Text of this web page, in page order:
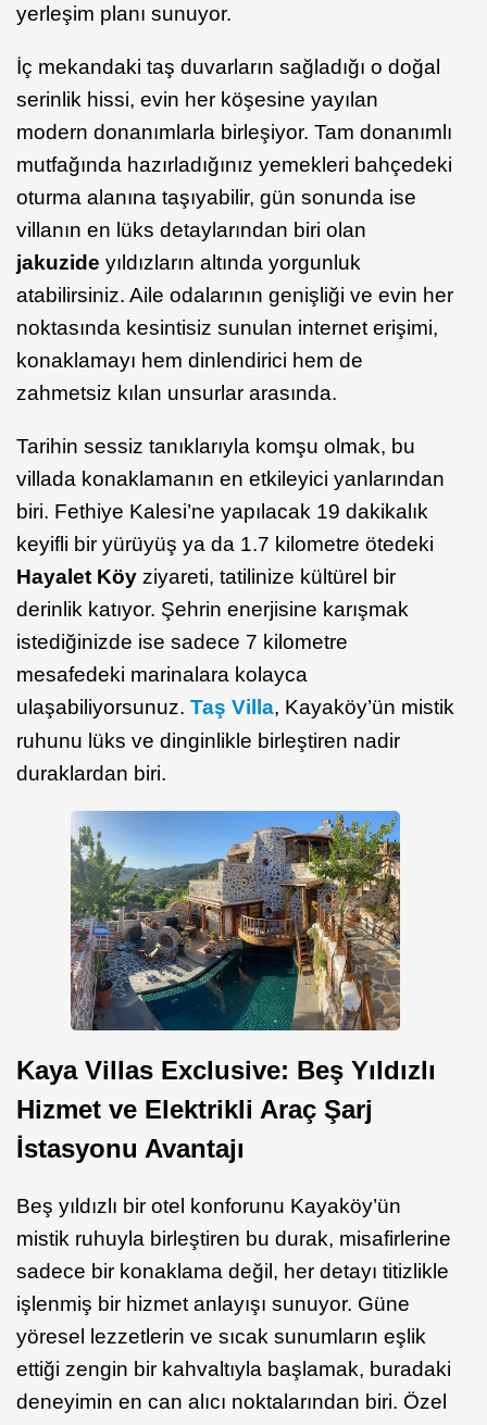
yerleşim planı sunuyor.
İç mekandaki taş duvarların sağladığı o doğal
serinlik hissi, evin her köşesine yayılan
modern donanımlarla birleşiyor. Tam donanımlı
mutfağında hazırladığınız yemekleri bahçedeki
oturma alanına taşıyabilir, gün sonunda ise
villanın en lüks detaylarından biri olan
jakuzide yıldızların altında yorgunluk
atabilirsiniz. Aile odalarının genişliği ve evin her
noktasında kesintisiz sunulan internet erişimi,
konaklamayı hem dinlendirici hem de
zahmetsiz kılan unsurlar arasında.
Tarihin sessiz tanıklarıyla komşu olmak, bu
villada konaklamanın en etkileyici yanlarından
biri. Fethiye Kalesi’ne yapılacak 19 dakikalık
keyifli bir yürüyüş ya da 1.7 kilometre ötedeki
Hayalet Köy ziyareti, tatilinize kültürel bir
derinlik katıyor. Şehrin enerjisine karışmak
istediğinizde ise sadece 7 kilometre
mesafedeki marinalara kolayca
ulaşabiliyorsunuz. Taş Villa, Kayaköy’ün mistik
ruhunu lüks ve dinginlikle birleştiren nadir
duraklardan biri.
Kaya Villas Exclusive: Beş Yıldızlı
Hizmet ve Elektrikli Araç Şarj
İstasyonu Avantajı
Beş yıldızlı bir otel konforunu Kayaköy’ün
mistik ruhuyla birleştiren bu durak, misafirlerine
sadece bir konaklama değil, her detayı titizlikle
işlenmiş bir hizmet anlayışı sunuyor. Güne
yöresel lezzetlerin ve sıcak sunumların eşlik
ettiği zengin bir kahvaltıyla başlamak, buradaki
deneyimin en can alıcı noktalarından biri. Özel